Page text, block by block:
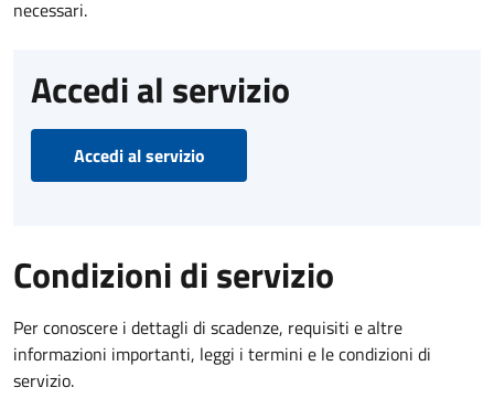
necessari.
Accedi al servizio
Accedi al servizio
Condizioni di servizio
Per conoscere i dettagli di scadenze, requisiti e altre
informazioni importanti, leggi i termini e le condizioni di
servizio.